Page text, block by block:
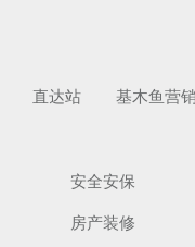
直达站 基木鱼营
安全安保
房产装修